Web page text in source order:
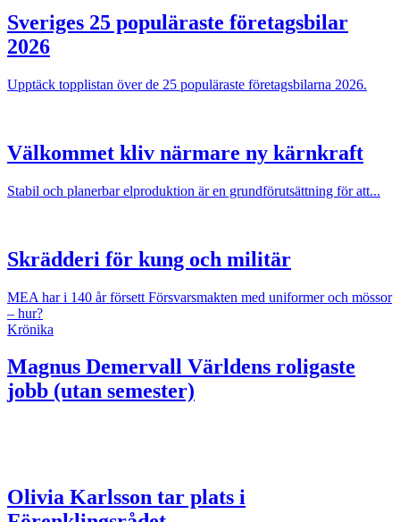
Sveriges 25 populäraste företagsbilar
2026
Upptäck topplistan över de 25 populäraste företagsbilarna 2026.
Välkommet kliv närmare ny kärnkraft
Stabil och planerbar elproduktion är en grundförutsättning för att...
Skrädderi för kung och militär
MEA har i 140 år försett Försvarsmakten med uniformer och mössor
– hur?
Krönika
Magnus Demervall Världens roligaste
jobb (utan semester)
Olivia Karlsson tar plats i